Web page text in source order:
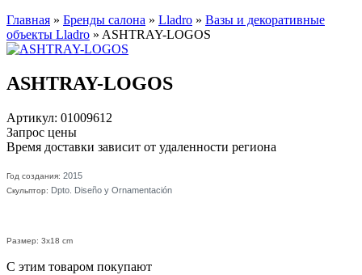
Главная » Бренды салона » Lladro » Вазы и декоративные
объекты Lladro » ASHTRAY-LOGOS
ASHTRAY-LOGOS
Артикул: 01009612
Запрос цены
Время доставки зависит от удаленности региона
Год создания: 2015
Скульптор: Dpto. Diseño y Ornamentación
Размер: 3x18 cm
С этим товаром покупают